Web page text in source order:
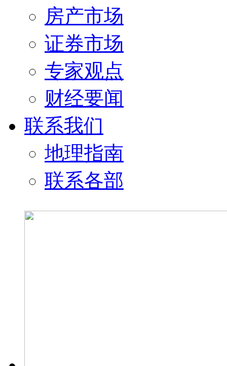
房产市场
证券市场
专家观点
财经要闻
联系我们
地理指南
联系各部